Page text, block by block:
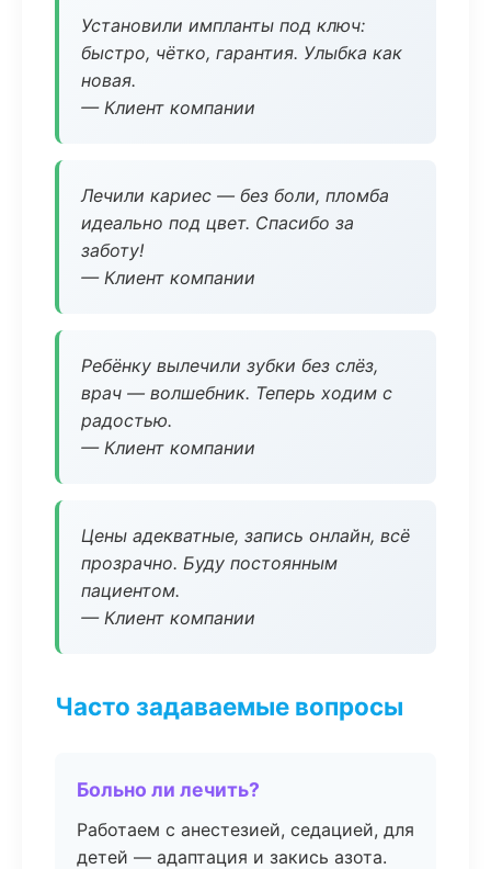
Установили импланты под ключ:
быстро, чётко, гарантия. Улыбка как
новая.
— Клиент компании
Лечили кариес — без боли, пломба
идеально под цвет. Спасибо за
заботу!
— Клиент компании
Ребёнку вылечили зубки без слёз,
врач — волшебник. Теперь ходим с
радостью.
— Клиент компании
Цены адекватные, запись онлайн, всё
прозрачно. Буду постоянным
пациентом.
— Клиент компании
Часто задаваемые вопросы
Больно ли лечить?
Работаем с анестезией, седацией, для
детей — адаптация и закись азота.